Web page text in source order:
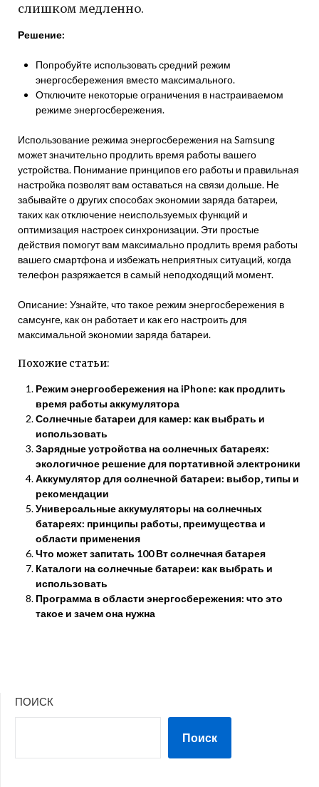
слишком медленно.
Решение:
Попробуйте использовать средний режим
энергосбережения вместо максимального.
Отключите некоторые ограничения в настраиваемом
режиме энергосбережения.
Использование режима энергосбережения на Samsung
может значительно продлить время работы вашего
устройства. Понимание принципов его работы и правильная
настройка позволят вам оставаться на связи дольше. Не
забывайте о других способах экономии заряда батареи,
таких как отключение неиспользуемых функций и
оптимизация настроек синхронизации. Эти простые
действия помогут вам максимально продлить время работы
вашего смартфона и избежать неприятных ситуаций, когда
телефон разряжается в самый неподходящий момент.
Описание: Узнайте, что такое режим энергосбережения в
самсунге, как он работает и как его настроить для
максимальной экономии заряда батареи.
Похожие статьи:
Режим энергосбережения на iPhone: как продлить
время работы аккумулятора
Солнечные батареи для камер: как выбрать и
использовать
Зарядные устройства на солнечных батареях:
экологичное решение для портативной электроники
Аккумулятор для солнечной батареи: выбор‚ типы и
рекомендации
Универсальные аккумуляторы на солнечных
батареях: принципы работы, преимущества и
области применения
Что может запитать 100 Вт солнечная батарея
Каталоги на солнечные батареи: как выбрать и
использовать
Программа в области энергосбережения: что это
такое и зачем она нужна
ПОИСК
Поиск